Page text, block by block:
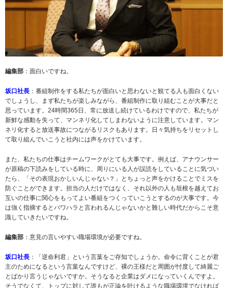
編集部 ：面白いですね。
坂口社長 ：番組制作をする私たちが面白いと思わないと観てる人も面白くない
でしょうし、まず私たちが楽しみながら、番組制作に取り組むことが大事だと
思っています。24時間365日、常に放送し続けているわけですので、私たちが
新鮮な感動を失って、マンネリ化してしまわないように注意しています。マン
ネリ化すると放送事故につながるリスクもあります。日々気持ちをリセットし
て取り組んでいこうと社内には声をかけています。
また、私たちの仕事はチームワークがとても大事です。例えば、アナウンサー
が原稿の下読みをしている時に、周りにいる人が誤読をしていることに気づい
たら、「その表現おかしいんじゃない？」とちょっと声をかけることでミスを
防ぐことができます。担当の人だけではなく、それ以外の人も垣根を越えてお
互いの仕事に関心をもってよい番組をつくっていこうとするのが大事です。今
は強く指摘するとパワハラと言われるんじゃないかと難しい時代だからこそ意
識していきたいですね。
編集部 ：意見の言いやすい職場環境が必要ですね。
坂口社長 ：「逆命利君」という言葉をご存知でしょうか。命令に背くことが君
主のためになるという言葉なんですけど、裸の王様だと周囲が忖度して綺麗ご
とばかり言うじゃないですか。そうなると企業はダメになっていくんですよ。
そうでなくて、トップに対して誰もが正論を吐けるような職場環境でなければ